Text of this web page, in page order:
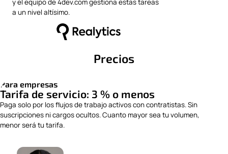
y el equipo de 4dev.com gestiona estas tareas
a un nivel altísimo.
Precios
Para empresas
Tarifa de servicio: 3 % o menos
Paga solo por los flujos de trabajo activos con contratistas. Sin
suscripciones ni cargos ocultos. Cuanto mayor sea tu volumen,
menor será tu tarifa.